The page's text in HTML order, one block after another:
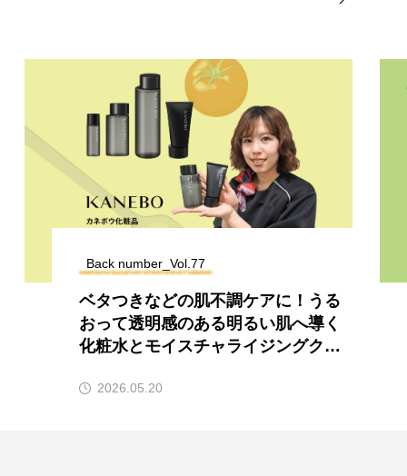
Back number_Vol.77
ベタつきなどの肌不調ケアに！うる
おって透明感のある明るい肌へ導く
化粧水とモイスチャライジングクリ
2026.05.20